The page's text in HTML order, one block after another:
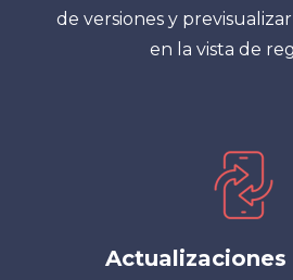
de versiones y
en la vista de
Actualizaciones